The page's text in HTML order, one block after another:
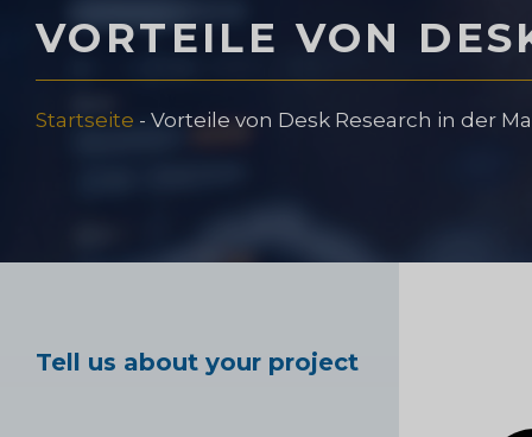
FinTech Forschung
Marktforschung im
Industrielle
VORTEILE VON
Startseite - Vorteile von Desk Research in der
Tell us about your project